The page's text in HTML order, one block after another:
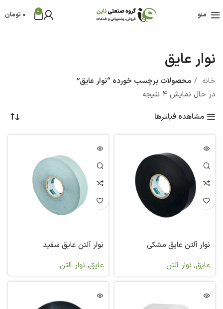
منو 0
0 تومان
نوار عایق
خانه
محصولات برچسب خورده “نوار عایق”
در حال نمایش 4 نتیجه
مشاهده فیلترها
نوار آلتن عایق مشکی
عایق, نوار آلتن
نوار آلتن عایق سفید
عایق, نوار آلتن